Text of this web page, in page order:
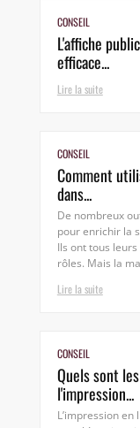
CONSEIL
L'affiche
efficace...
Lire la suite
CONSEIL
Comment
dans...
De nombreux
pour enrichir la
Ils ont tous
rôles. Mais la
Lire la suite
CONSEIL
Quels sont
l'impression...
L’impression